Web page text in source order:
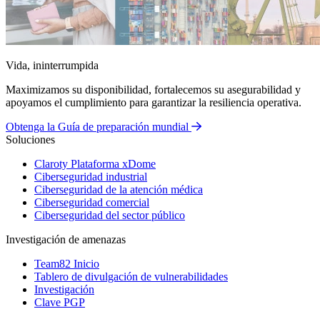
Vida, ininterrumpida
Maximizamos su disponibilidad, fortalecemos su asegurabilidad y
apoyamos el cumplimiento para garantizar la resiliencia operativa.
Obtenga la Guía de preparación mundial
Soluciones
Claroty Plataforma xDome
Ciberseguridad industrial
Ciberseguridad de la atención médica
Ciberseguridad comercial
Ciberseguridad del sector público
Investigación de amenazas
Team82 Inicio
Tablero de divulgación de vulnerabilidades
Investigación
Clave PGP